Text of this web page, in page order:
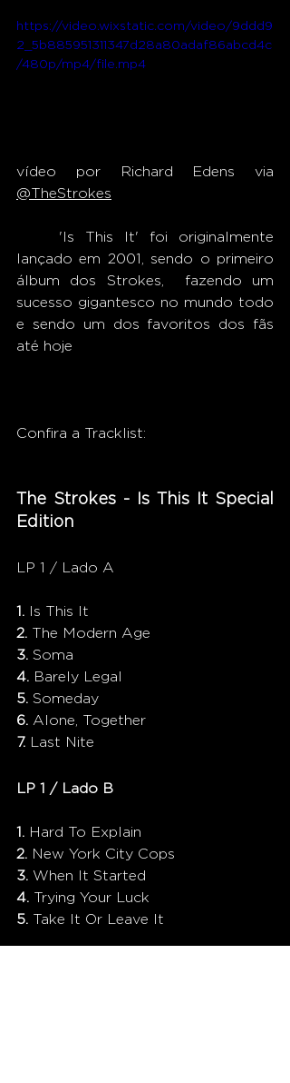
https://video.wixstatic.com/video/9ddd9
2_5b885951311347d28a80adaf86abcd4c
/480p/mp4/file.mp4
@TheStrokes
lançado em 2001, sendo o primeiro
álbum dos Strokes,  fazendo um
sucesso gigantesco no mundo todo
e sendo um dos favoritos dos fãs
até hoje
Confira a Tracklist:
The Strokes - Is This It Special
Edition
LP 1 / Lado A
1. Is This It
2. The Modern Age
3. Soma
4. Barely Legal
5. Someday
6. Alone‚ Together
7. Last Nite
LP 1 / Lado B
1. Hard To Explain
2. New York City Cops
3. When It Started
4. Trying Your Luck
5. Take It Or Leave It